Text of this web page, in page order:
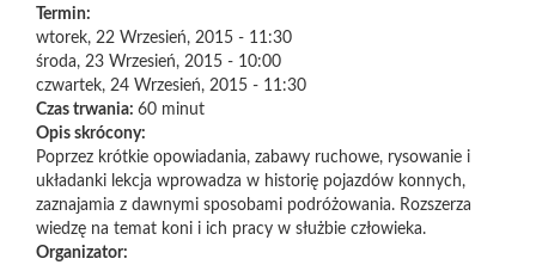
Termin:
wtorek, 22 Wrzesień, 2015 - 11:30
środa, 23 Wrzesień, 2015 - 10:00
czwartek, 24 Wrzesień, 2015 - 11:30
Czas trwania: 60 minut
Opis skrócony:
Poprzez krótkie opowiadania, zabawy ruchowe, rysowanie i
układanki lekcja wprowadza w historię pojazdów konnych,
zaznajamia z dawnymi sposobami podróżowania. Rozszerza
wiedzę na temat koni i ich pracy w służbie człowieka.
Organizator: